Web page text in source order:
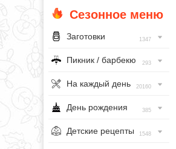
Сезонное меню
Заготовки 1347
Пикник / барбекю 293
На каждый день 20160
День рождения 385
Детские рецепты 1548